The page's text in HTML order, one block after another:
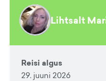
Lihtsalt
Reisi algus
29. juuni 2026